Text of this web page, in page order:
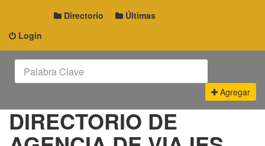
Login
Directorio Últimas
Agregar
DIRECTORIO DE